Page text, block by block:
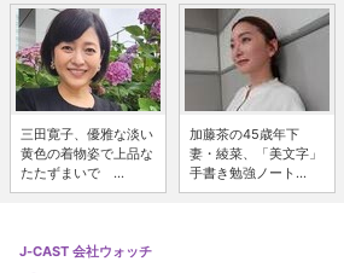
三田寛子、優雅な淡い
黄色の着物姿で上品な
たたずまいで ...
加藤茶の45歳年下
妻・綾菜、「美文字」
手書き勉強ノート...
J-CAST 会社ウォッチ